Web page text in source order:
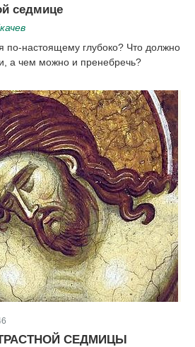
седмице
по-настоящему глубоко? Что должно
а чем можно и пренебречь?
СЕДМИЦЫ